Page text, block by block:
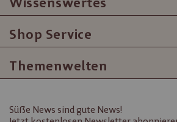
Shop Service
Themenwelten
Süße News sind gute News!